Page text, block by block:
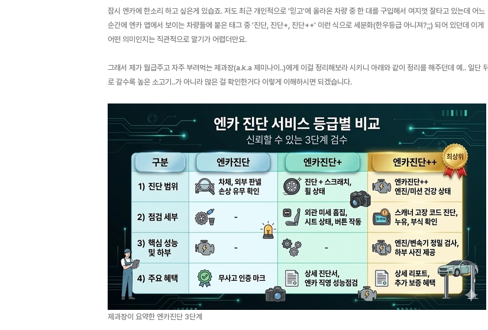
잠시 엔카에 한소리 하고 싶은게 있습죠. 저도 최근 개인적으로 '믿고'에 올라온 차량 중 한 대를 구입해서 여지껏 잘타고 있는데 어느
순간에 엔카 앱에서 보이는 차량들에 붙은 태그 중 '진단, 진단+, 진단++' 이런 식으로 세분화(한우등급 아니져?;;) 되어 있던데 이게
어떤 의미인지는 직관적으로 알기가 어렵더만요.
그래서 제가 월급주고 자주 부려먹는 제과장(a.k.a 제미나이..)에게 이걸 정리해보라 시키니 아래와 같이 정리를 해주던데 예.. 일단 뒤
로 갈수록 높은 소고기..가 아니라 많은 걸 확인한거다 이렇게 이해하시면 되겠습니다.
제과장이 요약한 엔카진단 3단계